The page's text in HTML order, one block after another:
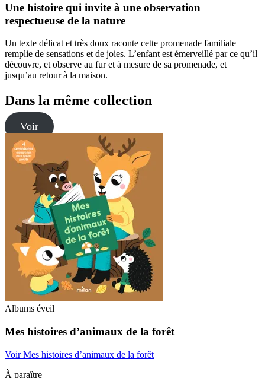
Une histoire qui invite à une observation
respectueuse de la nature
Un texte délicat et très doux raconte cette promenade familiale
remplie de sensations et de joies. L’enfant est émerveillé par ce qu’il
découvre, et observe au fur et à mesure de sa promenade, et
jusqu’au retour à la maison.
Dans la même collection
Voir
Albums éveil
Mes histoires d’animaux de la forêt
Voir Mes histoires d’animaux de la forêt
À paraître